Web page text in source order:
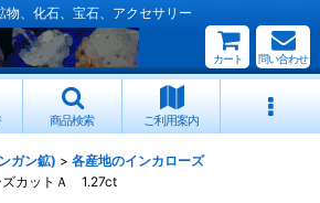
物、化石、宝石、アクセサリー
カート 問い合わせ
商品検索 ご利用案内
ガン鉱) > 各産地のインカローズ
ズカットＡ 1.27ct